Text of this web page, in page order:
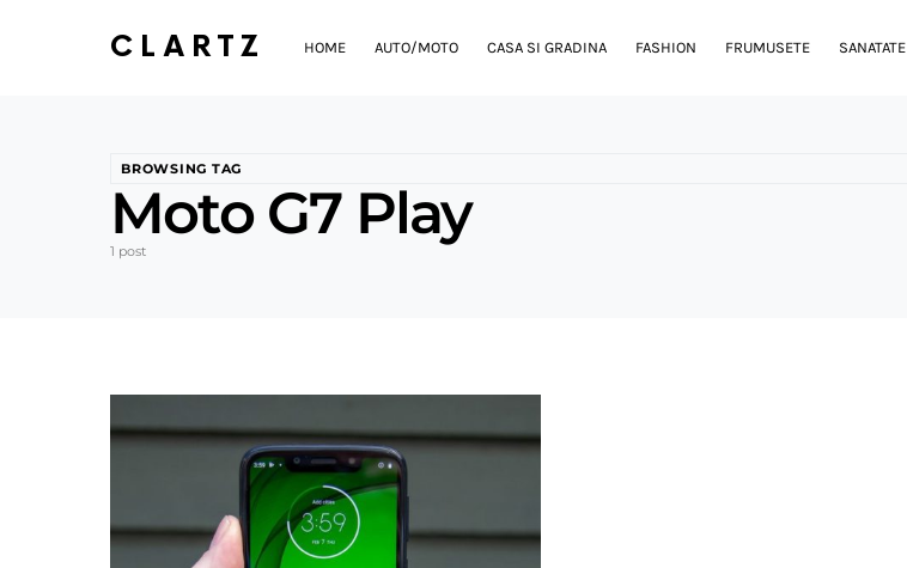
CLARTZ HOME AUTO/MOTO CASA SI GRADINA FASHION FRUMUSETE SANATATE
BROWSING TAG
Moto G7 Play
1 post